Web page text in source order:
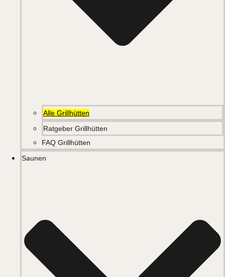
Alle Grillhütten
Ratgeber Grillhütten
FAQ Grillhütten
Saunen